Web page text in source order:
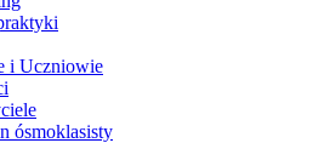
i Uczniowie
ósmoklasisty